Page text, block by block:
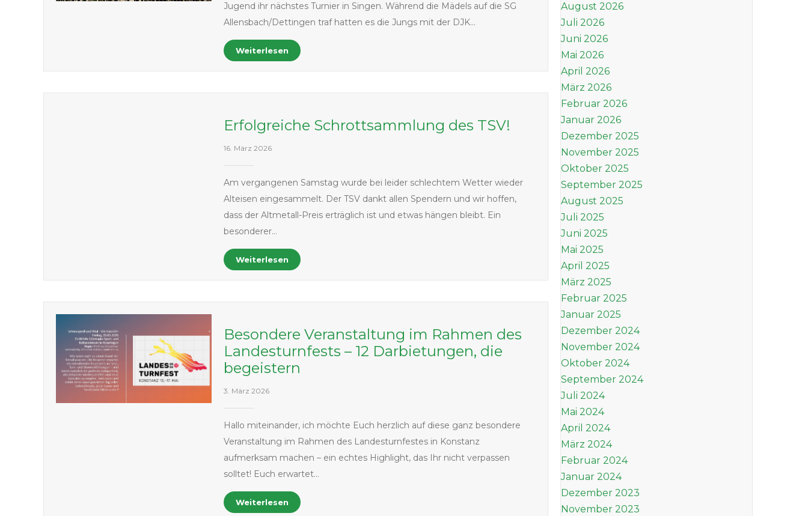
Jugend ihr nächstes Turnier in Singen. Während die Mädels auf die SG
Allensbach/Dettingen traf hatten es die Jungs mit der DJK…
Weiterlesen
Erfolgreiche Schrottsammlung des TSV!
16. März 2026
Am vergangenen Samstag wurde bei leider schlechtem Wetter wieder
Alteisen eingesammelt. Der TSV dankt allen Spendern und wir hoffen,
dass der Altmetall-Preis erträglich ist und etwas hängen bleibt. Ein
besonderer…
Weiterlesen
Besondere Veranstaltung im Rahmen des
Landesturnfests – 12 Darbietungen, die
begeistern
3. März 2026
Hallo miteinander, ich möchte Euch herzlich auf diese ganz besondere
Veranstaltung im Rahmen des Landesturnfestes in Konstanz
aufmerksam machen – ein echtes Highlight, das Ihr nicht verpassen
solltet! Euch erwartet…
Weiterlesen
August 2026
Juli 2026
Juni 2026
Mai 2026
April 2026
März 2026
Februar 2026
Januar 2026
Dezember 2025
November 2025
Oktober 2025
September 2025
August 2025
Juli 2025
Juni 2025
Mai 2025
April 2025
März 2025
Februar 2025
Januar 2025
Dezember 2024
November 2024
Oktober 2024
September 2024
Juli 2024
Mai 2024
April 2024
März 2024
Februar 2024
Januar 2024
Dezember 2023
November 2023